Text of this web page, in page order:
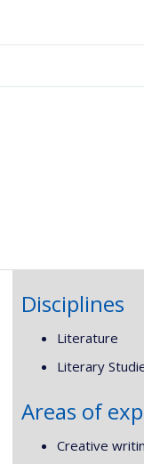
Disciplines
Literature
Literary
Areas of
Creative